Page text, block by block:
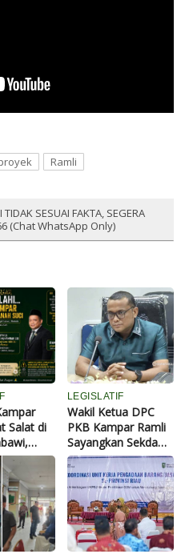
Ramli
SESUAI FAKTA, SEGERA
(Chat WhatsApp Only)
Salat di
Husnul
LEGISLATIF
Wakil Ketua DPC
PKB Kampar Ramli
Sayangkan Sekda
Hambali Kritik
Bupati di Depan
Publik